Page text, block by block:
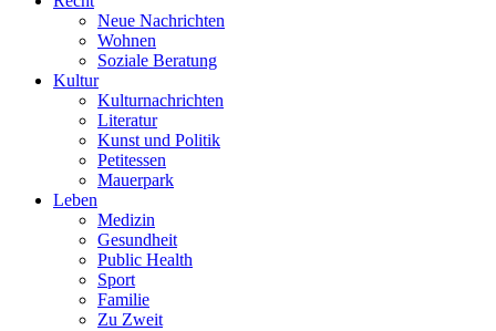
Neue Nachrichten
Wohnen
Soziale Beratung
Kultur
Kulturnachrichten
Literatur
Kunst und Politik
Petitessen
Mauerpark
Leben
Medizin
Gesundheit
Public Health
Sport
Familie
Zu Zweit